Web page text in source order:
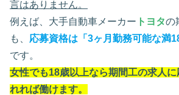
言はありません。
例えば、大手自動車メーカー トヨタの
も、 応募資格は「3ヶ月勤務可能な満
です。
女性でも18歳以上なら期間工の求人
れれば働けます。